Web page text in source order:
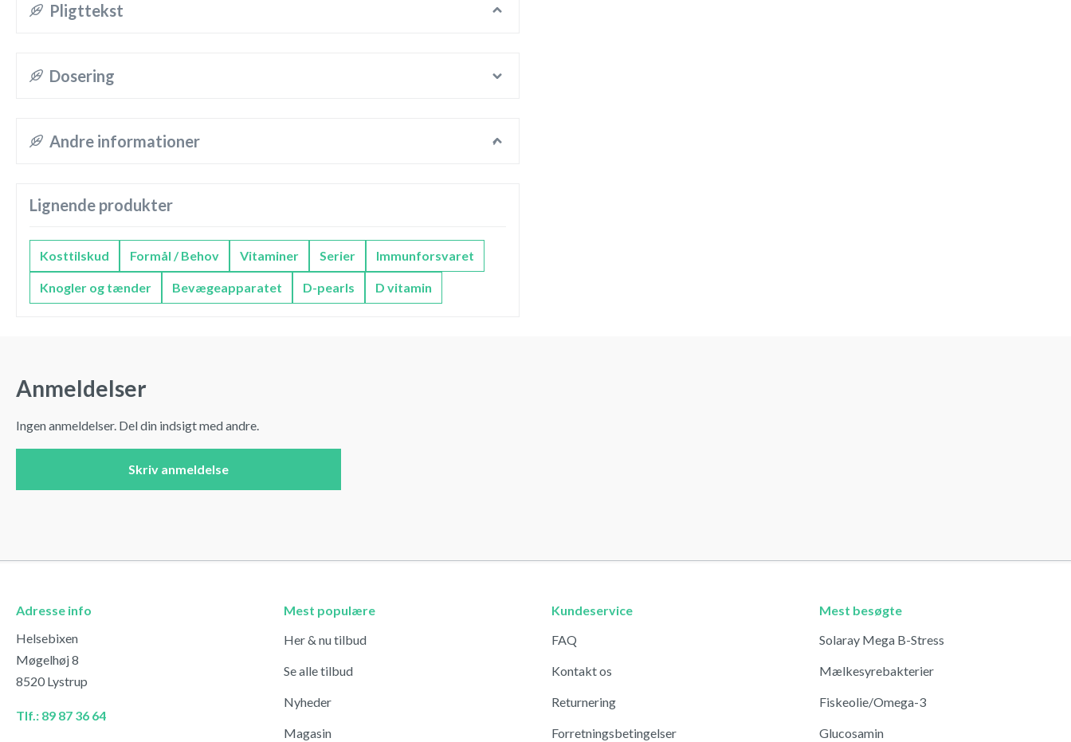
Pligttekst
Dosering
Andre informationer
Lignende produkter
Kosttilskud Formål / Behov Vitaminer Serier Immunforsvaret
Knogler og tænder Bevægeapparatet D-pearls D vitamin
Anmeldelser
Ingen anmeldelser. Del din indsigt med andre.
Skriv anmeldelse
Adresse info
Helsebixen
Møgelhøj 8
8520 Lystrup
Tlf.: 89 87 36 64
Mest populære
Her & nu tilbud
Se alle tilbud
Nyheder
Magasin
Kundeservice
FAQ
Kontakt os
Returnering
Forretningsbetingelser
Mest besøgte
Solaray Mega B-Stress
Mælkesyrebakterier
Fiskeolie/Omega-3
Glucosamin